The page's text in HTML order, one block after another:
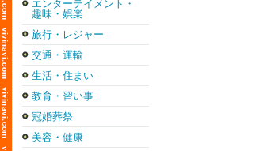
エンターテイメント・
趣味・娯楽
旅行・レジャー
交通・運輸
生活・住まい
教育・習い事
冠婚葬祭
美容・健康